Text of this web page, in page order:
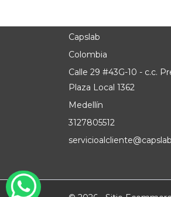
Capslab
Colombia
Calle 29 #43G-10 - c.c.
Plaza Local 1362
Medellín
3127805512